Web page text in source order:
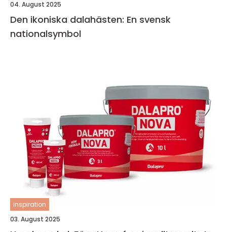
04. August 2025
Den ikoniska dalahästen: En svensk
nationalsymbol
inspiration
03. August 2025